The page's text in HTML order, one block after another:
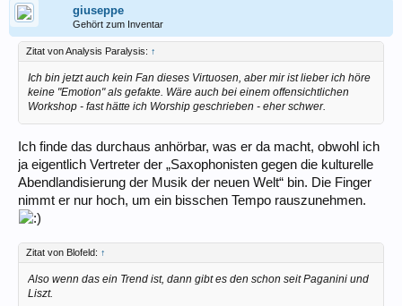
giuseppe
Gehört zum Inventar
Zitat von Analysis Paralysis: ↑
Ich bin jetzt auch kein Fan dieses Virtuosen, aber mir ist lieber ich höre
keine "Emotion" als gefakte. Wäre auch bei einem offensichtlichen
Workshop - fast hätte ich Worship geschrieben - eher schwer.
Ich finde das durchaus anhörbar, was er da macht, obwohl ich
ja eigentlich Vertreter der „Saxophonisten gegen die kulturelle
Abendlandisierung der Musik der neuen Welt“ bin. Die Finger
nimmt er nur hoch, um ein bisschen Tempo rauszunehmen.
Zitat von Blofeld: ↑
Also wenn das ein Trend ist, dann gibt es den schon seit Paganini und
Liszt.